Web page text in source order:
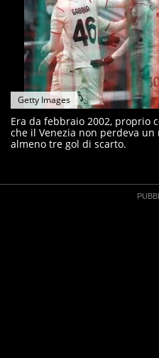
Getty Images
Era da febbraio 2002, proprio
che il Venezia non perdeva
almeno tre gol di scarto.